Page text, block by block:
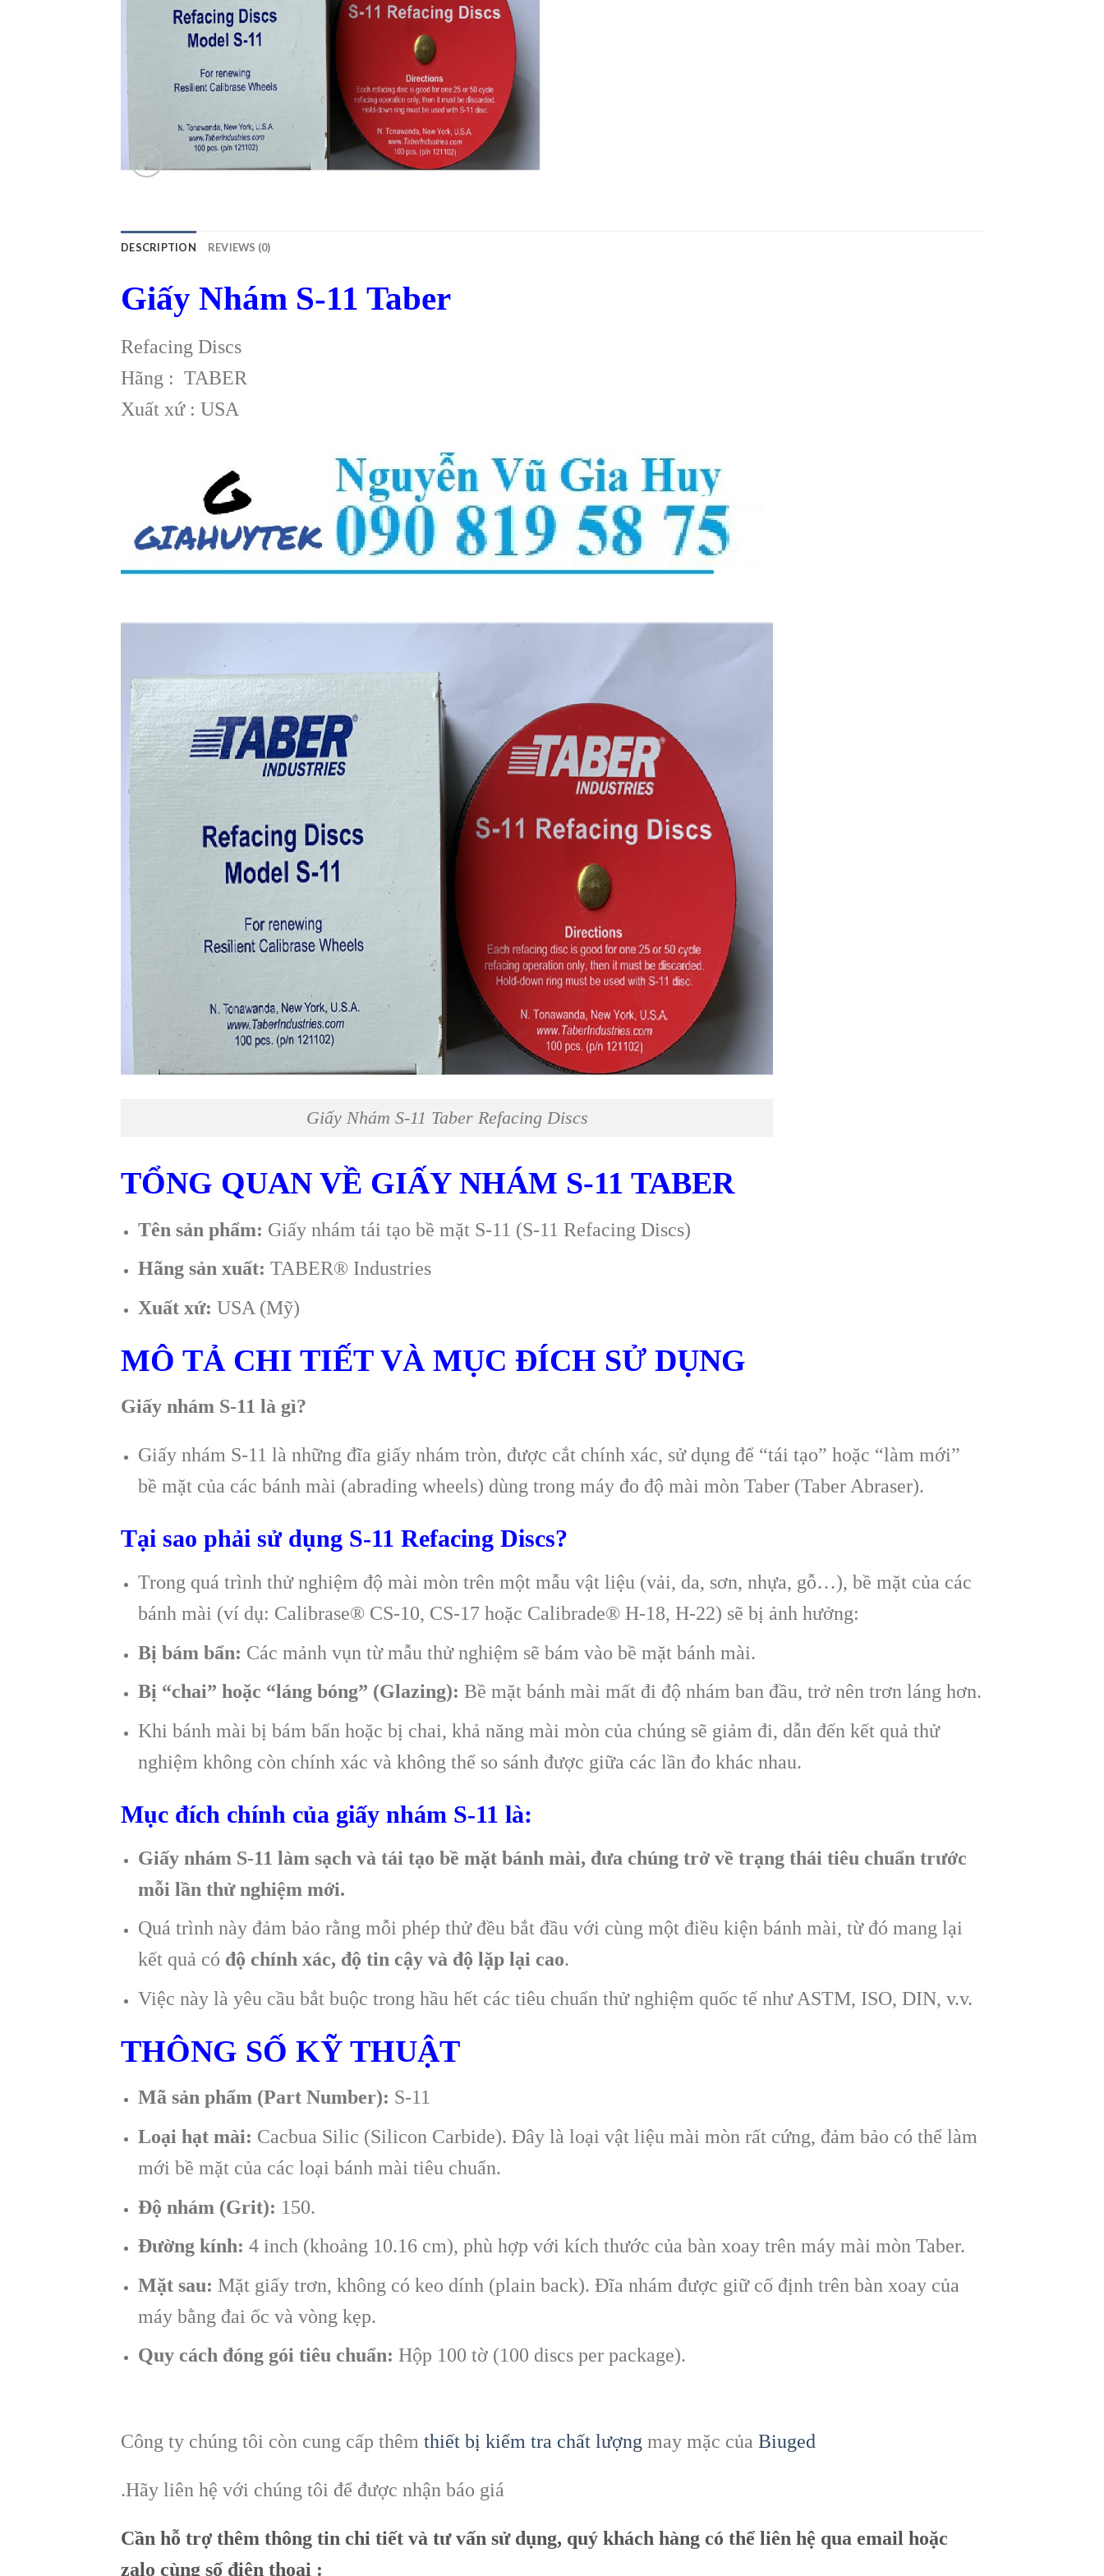
DESCRIPTION REVIEWS (0)
Giấy Nhám S-11 Taber
Refacing Discs
Hãng : TABER
Xuất xứ : USA
Giấy Nhám S-11 Taber Refacing Discs
TỔNG QUAN VỀ GIẤY NHÁM S-11 TABER
Tên sản phẩm: Giấy nhám tái tạo bề mặt S-11 (S-11 Refacing Discs)
Hãng sản xuất: TABER® Industries
Xuất xứ: USA (Mỹ)
MÔ TẢ CHI TIẾT VÀ MỤC ĐÍCH SỬ DỤNG
Giấy nhám S-11 là gì?
Giấy nhám S-11 là những đĩa giấy nhám tròn, được cắt chính xác, sử dụng để “tái tạo” hoặc “làm mới”
bề mặt của các bánh mài (abrading wheels) dùng trong máy đo độ mài mòn Taber (Taber Abraser).
Tại sao phải sử dụng S-11 Refacing Discs?
Trong quá trình thử nghiệm độ mài mòn trên một mẫu vật liệu (vải, da, sơn, nhựa, gỗ…), bề mặt của các
bánh mài (ví dụ: Calibrase® CS-10, CS-17 hoặc Calibrade® H-18, H-22) sẽ bị ảnh hưởng:
Bị bám bẩn: Các mảnh vụn từ mẫu thử nghiệm sẽ bám vào bề mặt bánh mài.
Bị “chai” hoặc “láng bóng” (Glazing): Bề mặt bánh mài mất đi độ nhám ban đầu, trở nên trơn láng hơn.
Khi bánh mài bị bám bẩn hoặc bị chai, khả năng mài mòn của chúng sẽ giảm đi, dẫn đến kết quả thử
nghiệm không còn chính xác và không thể so sánh được giữa các lần đo khác nhau.
Mục đích chính của giấy nhám S-11 là:
Giấy nhám S-11 làm sạch và tái tạo bề mặt bánh mài, đưa chúng trở về trạng thái tiêu chuẩn trước
mỗi lần thử nghiệm mới.
Quá trình này đảm bảo rằng mỗi phép thử đều bắt đầu với cùng một điều kiện bánh mài, từ đó mang lại
kết quả có độ chính xác, độ tin cậy và độ lặp lại cao.
Việc này là yêu cầu bắt buộc trong hầu hết các tiêu chuẩn thử nghiệm quốc tế như ASTM, ISO, DIN, v.v.
THÔNG SỐ KỸ THUẬT
Mã sản phẩm (Part Number): S-11
Loại hạt mài: Cacbua Silic (Silicon Carbide). Đây là loại vật liệu mài mòn rất cứng, đảm bảo có thể làm
mới bề mặt của các loại bánh mài tiêu chuẩn.
Độ nhám (Grit): 150.
Đường kính: 4 inch (khoảng 10.16 cm), phù hợp với kích thước của bàn xoay trên máy mài mòn Taber.
Mặt sau: Mặt giấy trơn, không có keo dính (plain back). Đĩa nhám được giữ cố định trên bàn xoay của
máy bằng đai ốc và vòng kẹp.
Quy cách đóng gói tiêu chuẩn: Hộp 100 tờ (100 discs per package).
Công ty chúng tôi còn cung cấp thêm thiết bị kiểm tra chất lượng may mặc của Biuged
.Hãy liên hệ với chúng tôi để được nhận báo giá
Cần hỗ trợ thêm thông tin chi tiết và tư vấn sử dụng, quý khách hàng có thể liên hệ qua email hoặc
zalo cùng số điện thoại :